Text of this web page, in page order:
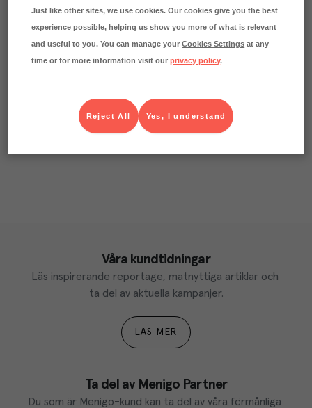
Våra kundtidningar
Läs inspirerande reportage, matnyttiga artiklar och
ta del av aktuella kampanjer.
LÄS MER
Ta del av Menigo Partner
Du som är Menigo-kund kan ta del av våra förmånliga
Just like other sites, we use cookies. Our cookies give you the best
experience possible, helping us show you more of what is relevant
and useful to you. You can manage yourCookies Settings at any
time or for more information visit ourprivacy policy.
Yes, I understand
Reject All